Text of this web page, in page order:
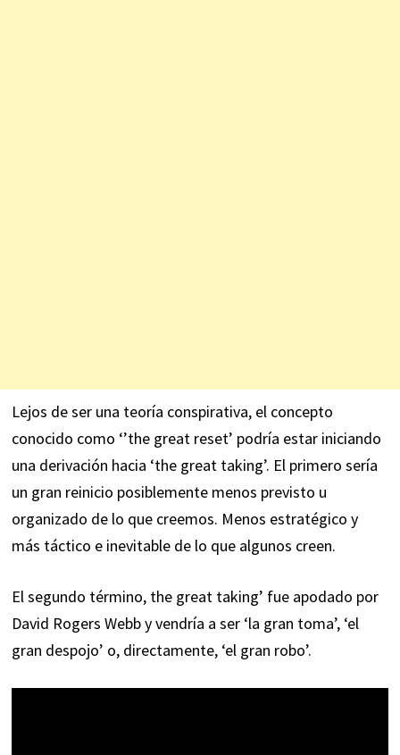
Lejos de ser una teoría conspirativa, el concepto
conocido como ‘’the great reset’ podría estar iniciando
una derivación hacia ‘the great taking’. El primero sería
un gran reinicio posiblemente menos previsto u
organizado de lo que creemos. Menos estratégico y
más táctico e inevitable de lo que algunos creen.
El segundo término, the great taking’ fue apodado por
David Rogers Webb y vendría a ser ‘la gran toma’, ‘el
gran despojo’ o, directamente, ‘el gran robo’.